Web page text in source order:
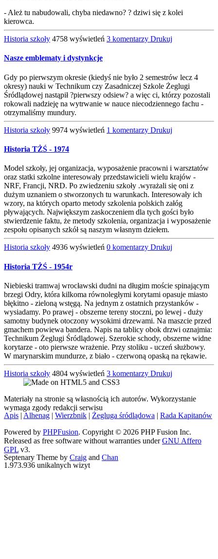
- Ależ tu nabudowali, chyba niedawno? ? dziwi się z kolei
kierowca.
Historia szkoły 4758 wyświetleń 3 komentarzy Drukuj
Nasze emblematy i dystynkcje
Gdy po pierwszym okresie (kiedyś nie było 2 semestrów lecz 4
okresy) nauki w Technikum czy Zasadniczej Szkole Żeglugi
Śródlądowej nastąpił ?pierwszy odsiew? a więc ci, którzy pozostali
rokowali nadzieję na wytrwanie w nauce niecodziennego fachu -
otrzymaliśmy mundury.
Historia szkoły 9974 wyświetleń 1 komentarzy Drukuj
Historia TŻŚ - 1974
Model szkoły, jej organizacja, wyposażenie pracowni i warsztatów
oraz statki szkolne interesowały przedstawicieli wielu krajów -
NRF, Francji, NRD. Po zwiedzeniu szkoły .wyrażali się oni z
dużym uznaniem o stworzonych tu warunkach. Interesowały ich
wzory, na których oparto metody szkolenia polskich załóg
pływających. Największym zaskoczeniem dla tych gości było
stwierdzenie faktu, że metody szkolenia, organizacja i wyposażenie
zespołu opisanych szkół są naszym własnym dziełem.
Historia szkoły 4936 wyświetleń 0 komentarzy Drukuj
Historia TŻŚ - 1954r
Niebieski tramwaj wrocławski dudni na długim moście spinającym
brzegi Odry, która kilkoma równoległymi korytami opasuje miasto
błękitno - zieloną wstęgą. Na jednym z ostatnich przystanków -
wysiadamy. Po prawej - obszerne tereny stoczni, po lewej - duży
samotny budynek otoczony wysokimi drzewami. Na maszcie przed
gmachem powiewa bandera. Napis na tablicy obok drzwi oznajmia:
Technikum Żeglugi Śródlądowej. Szerokie schody, obszerne widne
korytarze - oto pierwsze wrażenie. Przy stoliku - uczeń służbowy.
W marynarskim mundurze, z biało - czerwoną opaską na rękawie.
Historia szkoły 4804 wyświetleń 3 komentarzy Drukuj
Materiały na stronie są własnością ich autorów. Wykorzystanie
wymaga zgody redakcji serwisu
Apis | Alhenag | Wierzbnik | Żegluga śródlądowa | Rada Kapitanów
Powered by PHPFusion. Copyright © 2026 PHP Fusion Inc.
Released as free software without warranties underGNU Affero
GPL v3.
Septenary Theme by Craig and Chan
1.973.936 unikalnych wizyt